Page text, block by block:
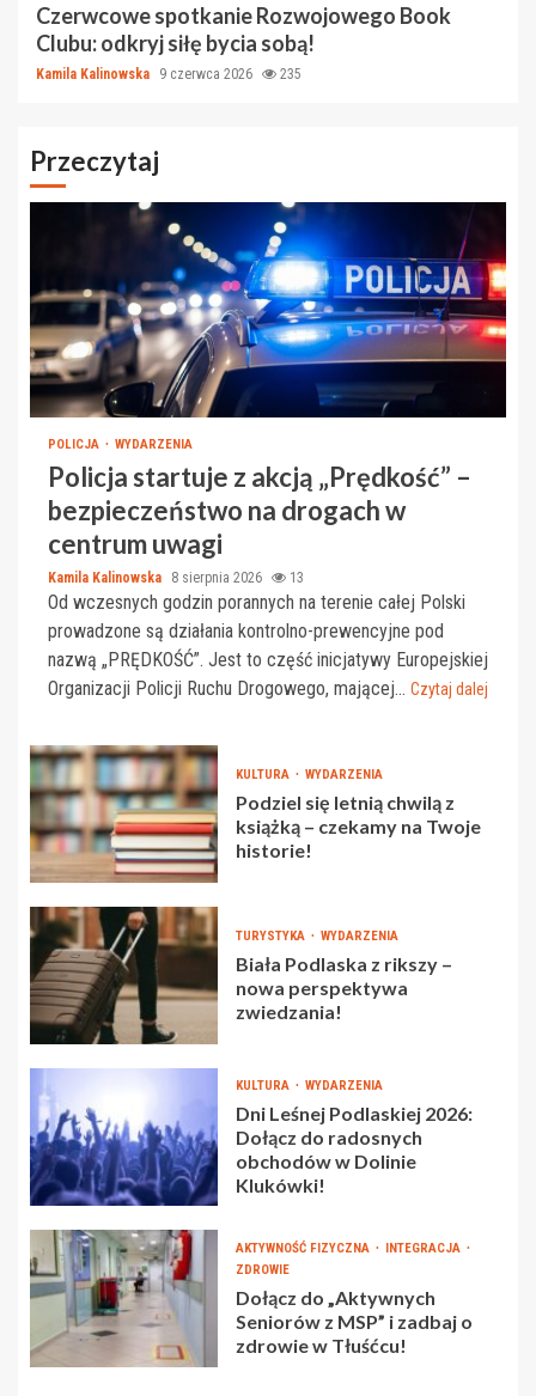
Czerwcowe spotkanie Rozwojowego Book
Clubu: odkryj siłę bycia sobą!
Kamila Kalinowska 9 czerwca 2026 235
Przeczytaj
POLICJA WYDARZENIA
Policja startuje z akcją „Prędkość” –
bezpieczeństwo na drogach w
centrum uwagi
Kamila Kalinowska 8 sierpnia 2026 13
Od wczesnych godzin porannych na terenie całej Polski
prowadzone są działania kontrolno-prewencyjne pod
nazwą „PRĘDKOŚĆ”. Jest to część inicjatywy Europejskiej
Organizacji Policji Ruchu Drogowego, mającej... Czytaj dalej
KULTURA WYDARZENIA
Podziel się letnią chwilą z
książką – czekamy na Twoje
historie!
TURYSTYKA WYDARZENIA
Biała Podlaska z rikszy –
nowa perspektywa
zwiedzania!
KULTURA WYDARZENIA
Dni Leśnej Podlaskiej 2026:
Dołącz do radosnych
obchodów w Dolinie
Klukówki!
AKTYWNOŚĆ FIZYCZNA
INTEGRACJA
ZDROWIE
Dołącz do „Aktywnych
Seniorów z MSP” i zadbaj o
zdrowie w Tłuśćcu!